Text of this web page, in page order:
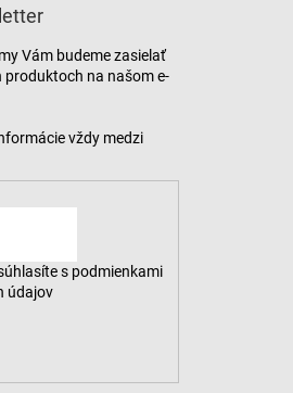
Vám budeme zasielať
produktoch na našom e-
s podmienkami
údajov